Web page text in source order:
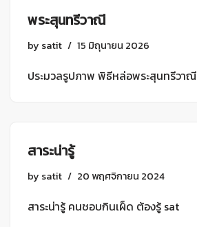
พระสุนทรีวาณี
by satit 15 มิถุนายน 2026
ประมวลรูปภาพ พิธีหล่อพระสุนทรีวาณี
สาระน่ารู้
by satit 20 พฤศจิกายน 2024
สาระน่ารู้ คนชอบกินเผ็ด ต้องรู้ sat